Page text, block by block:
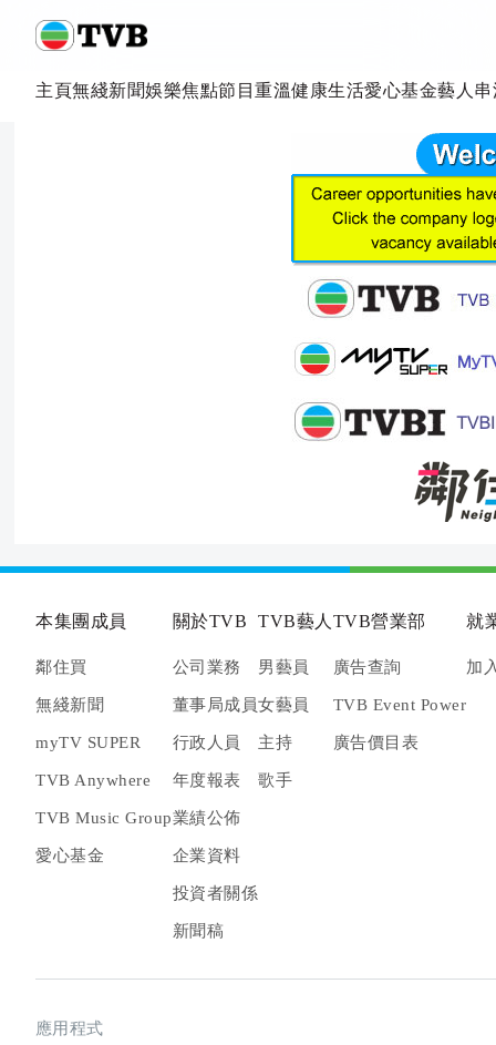
主頁無綫新聞娛樂焦點節目重溫健康生活愛心基金藝人
本集團成員
鄰住買
無綫新聞
myTV SUPER
TVB Anywhere
TVB Music Group
愛心基金
關於TVB
公司業務
董事局成員
行政人員
年度報表
業績公佈
企業資料
投資者關係
新聞稿
TVB藝人
男藝員
女藝員
主持
歌手
TVB營業部
廣告查詢
TVB Event Power
廣告價目表
就
加
應用程式